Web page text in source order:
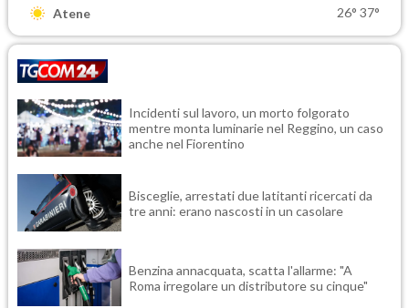
Atene 26° 37°
Incidenti sul lavoro, un morto folgorato
mentre monta luminarie nel Reggino, un caso
anche nel Fiorentino
Bisceglie, arrestati due latitanti ricercati da
tre anni: erano nascosti in un casolare
Benzina annacquata, scatta l'allarme: "A
Roma irregolare un distributore su cinque"